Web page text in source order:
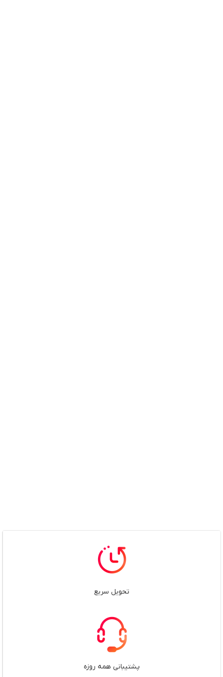
تحویل سریع
پشتیبانی همه روزه